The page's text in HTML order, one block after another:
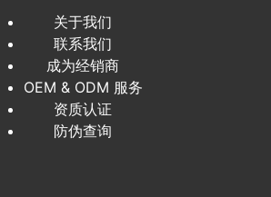
关于我们
联系我们
成为经销商
OEM & ODM 服务
资质认证
防伪查询